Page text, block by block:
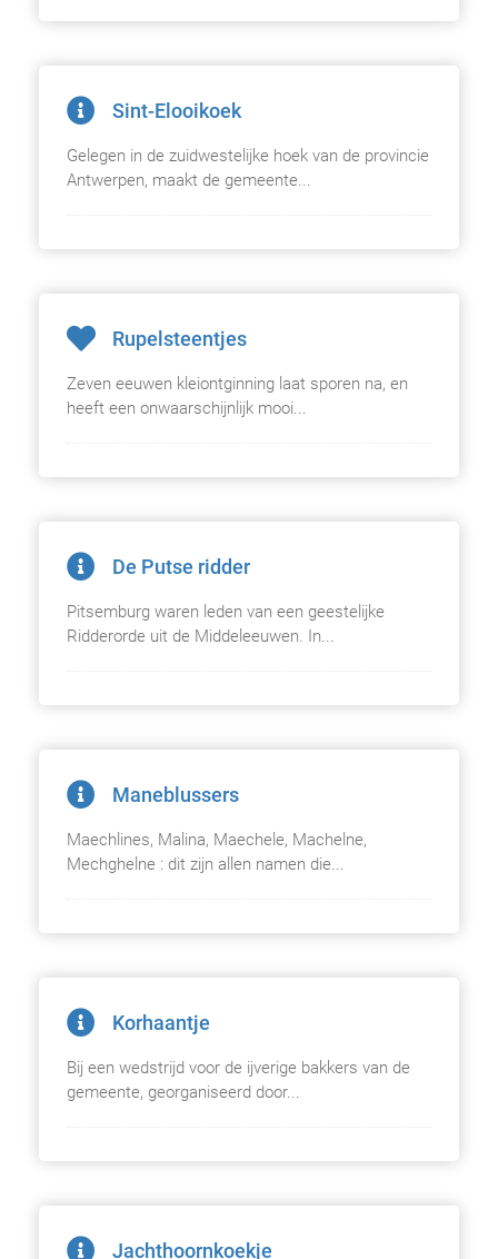
Sint-Elooikoek
Gelegen in de zuidwestelijke hoek van de provincie
Antwerpen, maakt de gemeente...
Rupelsteentjes
Zeven eeuwen kleiontginning laat sporen na, en
heeft een onwaarschijnlijk mooi...
De Putse ridder
Pitsemburg waren leden van een geestelijke
Ridderorde uit de Middeleeuwen. In...
Maneblussers
Maechlines, Malina, Maechele, Machelne,
Mechghelne : dit zijn allen namen die...
Korhaantje
Bij een wedstrijd voor de ijverige bakkers van de
gemeente, georganiseerd door...
Jachthoornkoekje